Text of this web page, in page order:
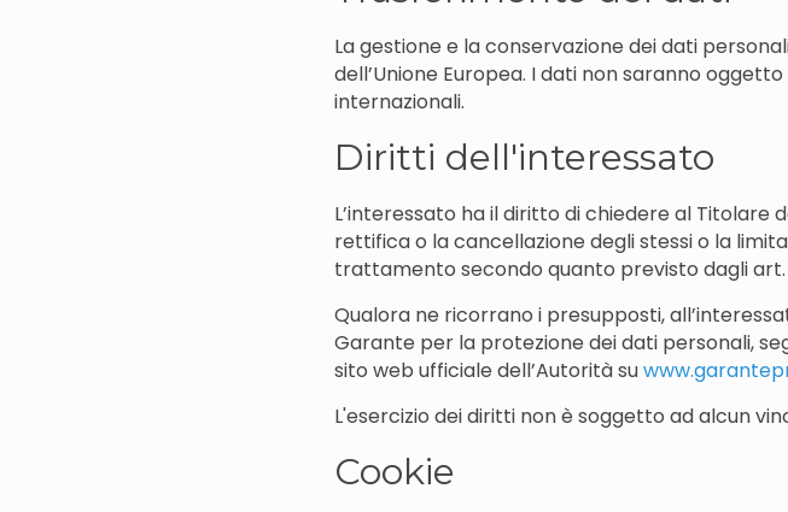
La gestione e la conservazione dei dati
dell’Unione Europea. I dati non saranno
internazionali.
Diritti dell'interessato
L’interessato ha il diritto di chiedere al
rettifica o la cancellazione degli stessi o la
trattamento secondo quanto previsto dagli art.
Qualora ne ricorrano i presupposti,
Garante per la protezione dei dati personali,
sito web ufficiale dell’Autorità su
L'esercizio dei diritti non è soggetto ad alcun
Cookie